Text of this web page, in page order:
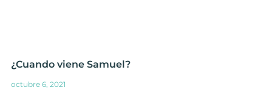
¿Cuando viene Samuel?
octubre 6, 2021